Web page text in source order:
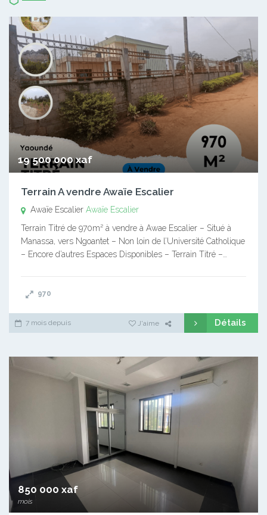
19 500 000 xaf
Terrain A vendre Awaïe Escalier
Awaïe Escalier Awaïe Escalier
Terrain Titré de 970m² à vendre à Awae Escalier – Situé à
Manassa, vers Ngoantet – Non loin de l’Université Catholique
– Encore d’autres Espaces Disponibles – Terrain Titré –…
970
7 mois depuis J'aime Détails
850 000 xaf
mois